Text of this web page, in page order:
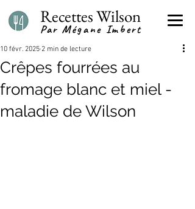
Par Mégane Imbert
Recettes Wilson
Crêpes fourrées au
fromage blanc et miel -
maladie de Wilson
10 févr. 2025 2 min de lecture